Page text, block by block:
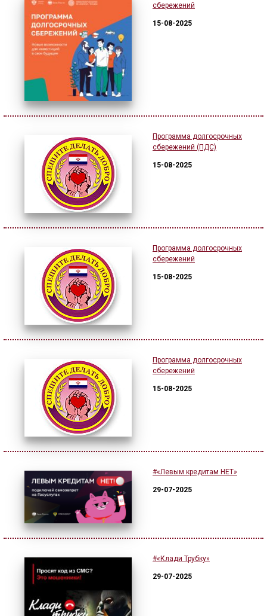
сбережений
15-08-2025
Программа долгосрочных
сбережений (ПДС)
15-08-2025
Программа долгосрочных
сбережений
15-08-2025
Программа долгосрочных
сбережений
15-08-2025
#«Левым кредитам НЕТ»
29-07-2025
#«Клади Трубку»
29-07-2025